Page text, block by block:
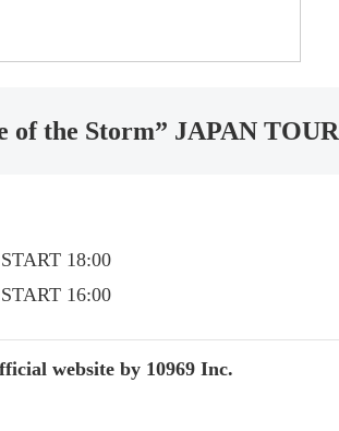
of the Storm” JAPAN TOUR
18:00
16:00
website by 10969 Inc.